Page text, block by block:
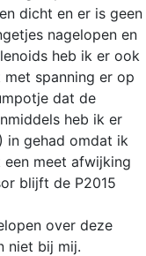
dicht en er is geen
nagelopen en
heb ik er ook
spanning er op
dat de
heb ik er
in gehad omdat ik
meet afwijking
blijft de P2015
over deze
niet bij mij.